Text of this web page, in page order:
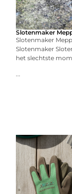
Slotenmaker
Slotenmaker
Slotenmaker
het slechtste
...